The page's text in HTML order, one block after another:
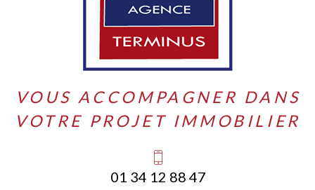
VOUS ACCOMPAGNER DANS
VOTRE PROJET IMMOBILIER
01 34 12 88 47